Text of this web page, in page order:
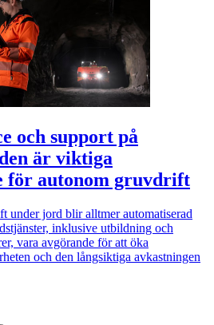
och support på
är viktiga
för autonom gruvdrift
under jord blir alltmer automatiserad
inklusive utbildning och
vara avgörande för att öka
och den långsiktiga avkastningen